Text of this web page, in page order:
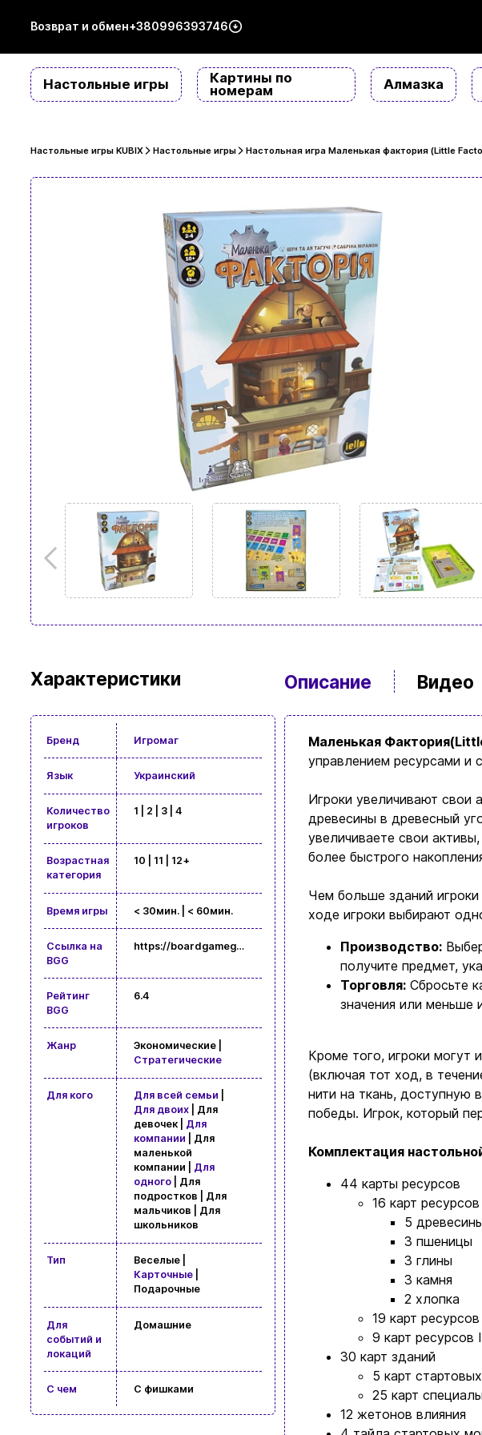
Возврат и обмен+380996393746
Настольные игры
Картины по
номерам
Алмазка
Настольные игры KUBIX Настольные игры Настольная игра Маленькая фактория (Little
Характеристики
Бренд Игромаг
Язык Украинский
Количество
игроков
1 | 2 | 3 | 4
Возрастная
категория
10 | 11 | 12+
Время игры < 30мин. | < 60мин.
Ссылка на
BGG
https://boardgamegeek.com/boardgame/306300
Рейтинг
BGG
6.4
Жанр
Экономические |
Стратегические
Для кого Для всей семьи
Для двоих| Для
девочек | Для
компании | Для
маленькой
компании | Для
одного| Для
подростков | Для
мальчиков | Для
школьников
Тип
Веселые |
Карточные|
Подарочные
Для
событий и
локаций
Домашние
С чем С фишками
Описание Видео
Маленькая Фактория
управлением ресурсами и
Игроки увеличивают свои
древесины в древесный
увеличиваете свои
более быстрого
Чем больше зданий
ходе игроки выбирают
Производство:
получите предмет,
Торговля: Сбросьте
значения или меньше
Кроме того, игроки могут
(включая тот ход, в
нити на ткань, доступную
победы. Игрок, который
Комплектация
44 карты ресурсов
16 карт
5
3 пшеницы
3 глины
3 камня
2 хлопка
19 карт
9 карт ресурсов
30 карт зданий
5 карт
25 карт
12 жетонов влияния
Ввойти
Ваша